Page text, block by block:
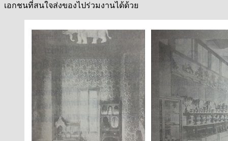
เอกชนที่สนใจส่งของไปร่วมงานได้ด้วย